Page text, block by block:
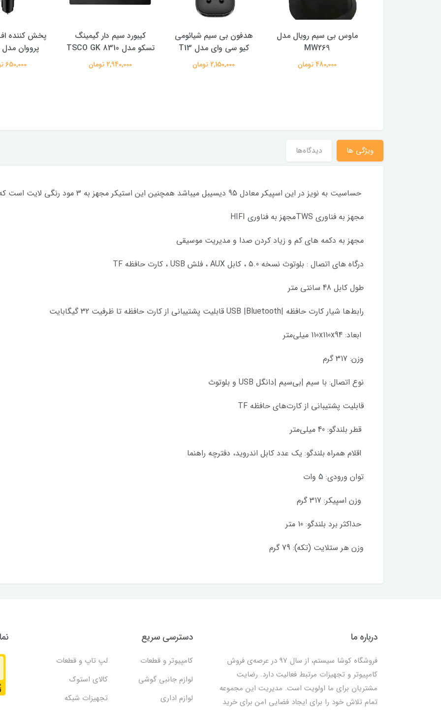
ماوس بی سیم رویال مدل
MW269
480,000 تومان
هدفون بی سیم شیائومی
کیو سی وای مدل T13
2,150,000 تومان
کیبورد سیم دار گیمینگ
تسکو مدل TSCO GK 8310
2,940,000 تومان
پخش کننده
پرووان مدل PFT93
650,000 تومان
ویژگی ها دیدگاه‌ها
حساسیت به نویز در این اسپیکر معادل 95 دیسیبل میباشد همچنین این استیکر مجهز به 3 مود رنگی لایت است که قابل تغییر میباشد.
مجهز به فناوری TWSمجهز به فناوری HIFI
مجهز به دکمه های کم و زیاد کردن صدا و مدیریت موسیقی
درگاه های اتصال : بلوتوث نسخه 5.0 ، کابل AUX ، فلش USB ، کارت حافظه TF
طول کابل 48 سانتی متر
رابط‌ها شیار کارت حافظه |USB |Bluetooth قابلیت پشتیبانی از کارت حافظه تا ظرفیت 32 گیگابایت
ابعاد: 110x110x94 میلی‌متر
وزن: 317 گرم
نوع اتصال: با سیم |بی‌سیم |دانگل USB و بلوتوث
قابلیت پشتیبانی از کارت‌های حافظه TF
قطر بلندگو: 40 میلی‌متر
اقلام همراه بلندگو: یک عدد کابل اندروید، دفترچه راهنما
توان ورودی: 5 وات
وزن اسپیکر: 317 گرم
حداکثر برد بلندگو: 10 متر
وزن هر ستلایت (تکه): 79 گرم
درباره ما
فروشگاه کوشا سیستم، از سال 97 در عرصه‌ی فروش
کامپیوتر و تجهیزات مرتبط فعالیت دارد. رضایت
مشتریان برای ما اولویت است. مدیریت این مجموعه
تمام تلاش خود را برای ایجاد فضایی امن برای خرید
دسترسی سریع
کامپیوتر و قطعات
لپ تاپ و قطعات
لوازم جانبی گوشی
کالای استوک
لوازم اداری
تجهیزات شبکه